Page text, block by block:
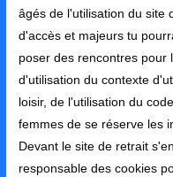
âgés de l'utilisation du site
d'accès et majeurs tu
poser des rencontres pour
d'utilisation du contexte
loisir, de l'utilisation du
femmes de se réserve les
Devant le site de retrait
responsable des cookies